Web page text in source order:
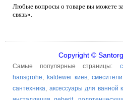
Любые вопросы о товаре вы можете
связь».
Copyright ©
Самые популярные страницы:
hansgrohe, kaldewei киев,
сантехника, аксессуары для ванной